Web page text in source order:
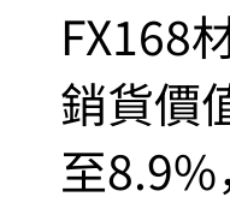
FX168
銷貨價
至